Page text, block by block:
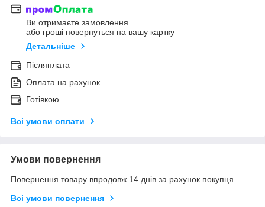
Ви отримаєте замовлення
або гроші повернуться на вашу картку
Детальніше
Післяплата
Оплата на рахунок
Готівкою
Всі умови оплати
Умови повернення
Повернення товару впродовж 14 днів за рахунок покупця
Всі умови повернення